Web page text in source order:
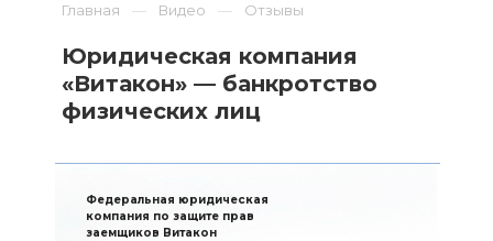
Главная Видео Отзывы
Юридическая компания
«Витакон» — банкротство
физических лиц
Федеральная юридическая
компания по защите прав
заемщиков Витакон